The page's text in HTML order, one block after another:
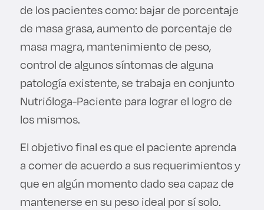
Becas
Sustentabilidad
de los pacientes como: bajar de porcentaje
de masa grasa, aumento de porcentaje de
masa magra, mantenimiento de peso,
control de algunos síntomas de alguna
patología existente, se trabaja en conjunto
Nutrióloga-Paciente para lograr el logro de
los mismos.
El objetivo final es que el paciente aprenda
a comer de acuerdo a sus requerimientos y
que en algún momento dado sea capaz de
mantenerse en su peso ideal por sí solo.